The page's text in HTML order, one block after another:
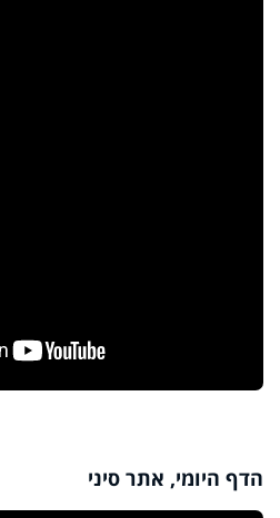
הדף היומי, אתר סיני